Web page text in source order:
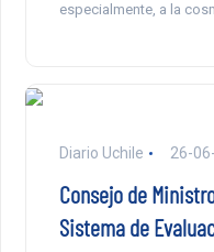
especialmente, a la
Diario Uchile 26-
Consejo de
Sistema de